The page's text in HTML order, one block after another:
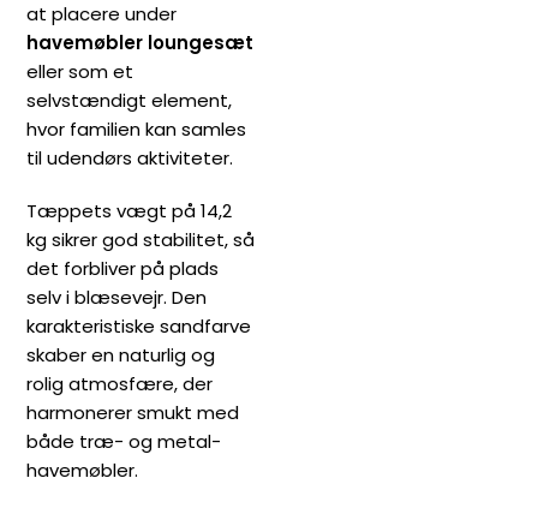
at placere under
havemøbler loungesæt
eller som et
selvstændigt element,
hvor familien kan samles
til udendørs aktiviteter.
Tæppets vægt på 14,2
kg sikrer god stabilitet, så
det forbliver på plads
selv i blæsevejr. Den
karakteristiske sandfarve
skaber en naturlig og
rolig atmosfære, der
harmonerer smukt med
både træ- og metal-
havemøbler.